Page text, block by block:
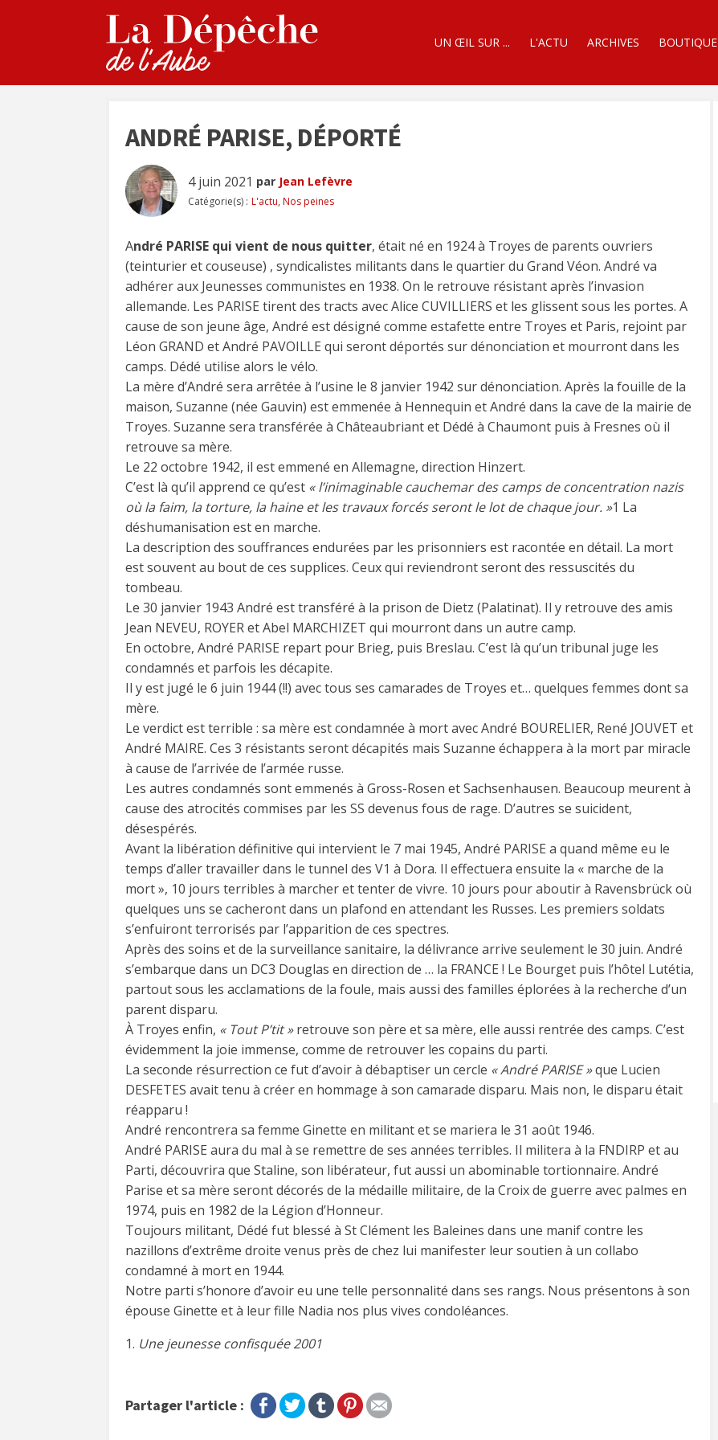
UN ŒIL SUR ... L'ACTU ARCHIVES BOUTIQUE
ANDRÉ PARISE, DÉPORTÉ
4 juin 2021 par Jean Lefèvre
Catégorie(s) : L'actu, Nos peines
André PARISE qui vient de nous quitter, était né en 1924 à Troyes de parents ouvriers
(teinturier et couseuse) , syndicalistes militants dans le quartier du Grand Véon. André va
adhérer aux Jeunesses communistes en 1938. On le retrouve résistant après l’invasion
allemande. Les PARISE tirent des tracts avec Alice CUVILLIERS et les glissent sous les portes. A
cause de son jeune âge, André est désigné comme estafette entre Troyes et Paris, rejoint par
Léon GRAND et André PAVOILLE qui seront déportés sur dénonciation et mourront dans les
camps. Dédé utilise alors le vélo.
La mère d’André sera arrêtée à l’usine le 8 janvier 1942 sur dénonciation. Après la fouille de la
maison, Suzanne (née Gauvin) est emmenée à Hennequin et André dans la cave de la mairie de
Troyes. Suzanne sera transférée à Châteaubriant et Dédé à Chaumont puis à Fresnes où il
retrouve sa mère.
Le 22 octobre 1942, il est emmené en Allemagne, direction Hinzert.
C’est là qu’il apprend ce qu’est « l’inimaginable cauchemar des camps de concentration nazis
où la faim, la torture, la haine et les travaux forcés seront le lot de chaque jour. »1 La
déshumanisation est en marche.
La description des souffrances endurées par les prisonniers est racontée en détail. La mort
est souvent au bout de ces supplices. Ceux qui reviendront seront des ressuscités du
tombeau.
Le 30 janvier 1943 André est transféré à la prison de Dietz (Palatinat). Il y retrouve des amis
Jean NEVEU, ROYER et Abel MARCHIZET qui mourront dans un autre camp.
En octobre, André PARISE repart pour Brieg, puis Breslau. C’est là qu’un tribunal juge les
condamnés et parfois les décapite.
Il y est jugé le 6 juin 1944 (!!) avec tous ses camarades de Troyes et… quelques femmes dont sa
mère.
Le verdict est terrible : sa mère est condamnée à mort avec André BOURELIER, René JOUVET et
André MAIRE. Ces 3 résistants seront décapités mais Suzanne échappera à la mort par miracle
à cause de l’arrivée de l’armée russe.
Les autres condamnés sont emmenés à Gross-Rosen et Sachsenhausen. Beaucoup meurent à
cause des atrocités commises par les SS devenus fous de rage. D’autres se suicident,
désespérés.
Avant la libération définitive qui intervient le 7 mai 1945, André PARISE a quand même eu le
temps d’aller travailler dans le tunnel des V1 à Dora. Il effectuera ensuite la « marche de la
mort », 10 jours terribles à marcher et tenter de vivre. 10 jours pour aboutir à Ravensbrück où
quelques uns se cacheront dans un plafond en attendant les Russes. Les premiers soldats
s’enfuiront terrorisés par l’apparition de ces spectres.
Après des soins et de la surveillance sanitaire, la délivrance arrive seulement le 30 juin. André
s’embarque dans un DC3 Douglas en direction de … la FRANCE ! Le Bourget puis l’hôtel Lutétia,
partout sous les acclamations de la foule, mais aussi des familles éplorées à la recherche d’un
parent disparu.
À Troyes enfin, « Tout P’tit »retrouve son père et sa mère, elle aussi rentrée des camps. C’est
évidemment la joie immense, comme de retrouver les copains du parti.
La seconde résurrection ce fut d’avoir à débaptiser un cercle « André PARISE »que Lucien
DESFETES avait tenu à créer en hommage à son camarade disparu. Mais non, le disparu était
réapparu !
André rencontrera sa femme Ginette en militant et se mariera le 31 août 1946.
André PARISE aura du mal à se remettre de ses années terribles. Il militera à la FNDIRP et au
Parti, découvrira que Staline, son libérateur, fut aussi un abominable tortionnaire. André
Parise et sa mère seront décorés de la médaille militaire, de la Croix de guerre avec palmes en
1974, puis en 1982 de la Légion d’Honneur.
Toujours militant, Dédé fut blessé à St Clément les Baleines dans une manif contre les
nazillons d’extrême droite venus près de chez lui manifester leur soutien à un collabo
condamné à mort en 1944.
Notre parti s’honore d’avoir eu une telle personnalité dans ses rangs. Nous présentons à son
épouse Ginette et à leur fille Nadia nos plus vives condoléances.
1. Une jeunesse confisquée 2001
Partager l'article :